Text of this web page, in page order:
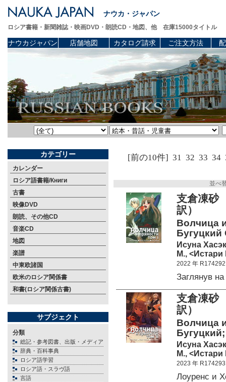
ナウカ・ジャパン
ロシア書籍・新聞雑誌・映画DVD・朗読CD・地図、他 在庫15000タイトル
ナウカジャパン 店舗地図 カタログ請求 ご注文方法
カテゴリー
カレンダー
ロシア語書籍/Книги
古書
映像DVD
朗読、その他CD
音楽CD
地図
楽譜
中東欧諸国
欧米のロシア関係書
和書(ロシア関係古書)
サブジェクト
分類
総記・参考図書、出版・メディア
辞典・百科事典
ロシア語学習
ロシア語・スラヴ語
言語
[前の10件] 31 32 33 34
並べ
支倉凍
訳）
Волчица
Бугуцкий
Исуна
М., <Истари
2022 年 R174292
Заглянув
支倉凍
訳）
Волчица
Исуна
М., <Истари
2023 年 R174293
Лоуренс и